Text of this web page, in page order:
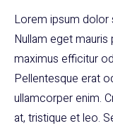
Lorem ipsum dolor
Nullam eget mauris
maximus efficitur
Pellentesque erat
ullamcorper enim.
at, tristique et leo.